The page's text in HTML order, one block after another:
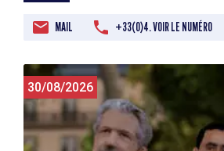
MAIL +33(0)4. VOIR LE NUMÉRO
30/08/2026